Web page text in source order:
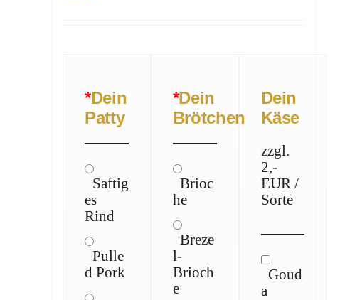
*Dein
Patty
Saftig
es
Rind
Pulle
d Pork
*Dein
Brötchen
Brioc
he
Breze
l-
Brioch
e
Dein
Käse
zzgl.
2,-
EUR /
Sorte
Goud
a